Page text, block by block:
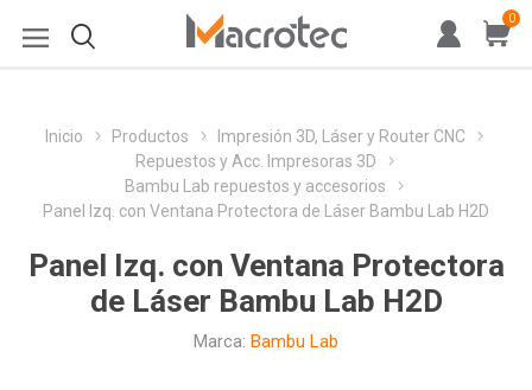
0
Inicio Productos
Impresión 3D, Láser y Router CNC
Repuestos y Acc. Impresoras 3D
Bambu Lab repuestos y accesorios
Panel Izq. con Ventana Protectora de Láser Bambu Lab H2D
Panel Izq. con Ventana Protectora
de Láser Bambu Lab H2D
Marca: Bambu Lab